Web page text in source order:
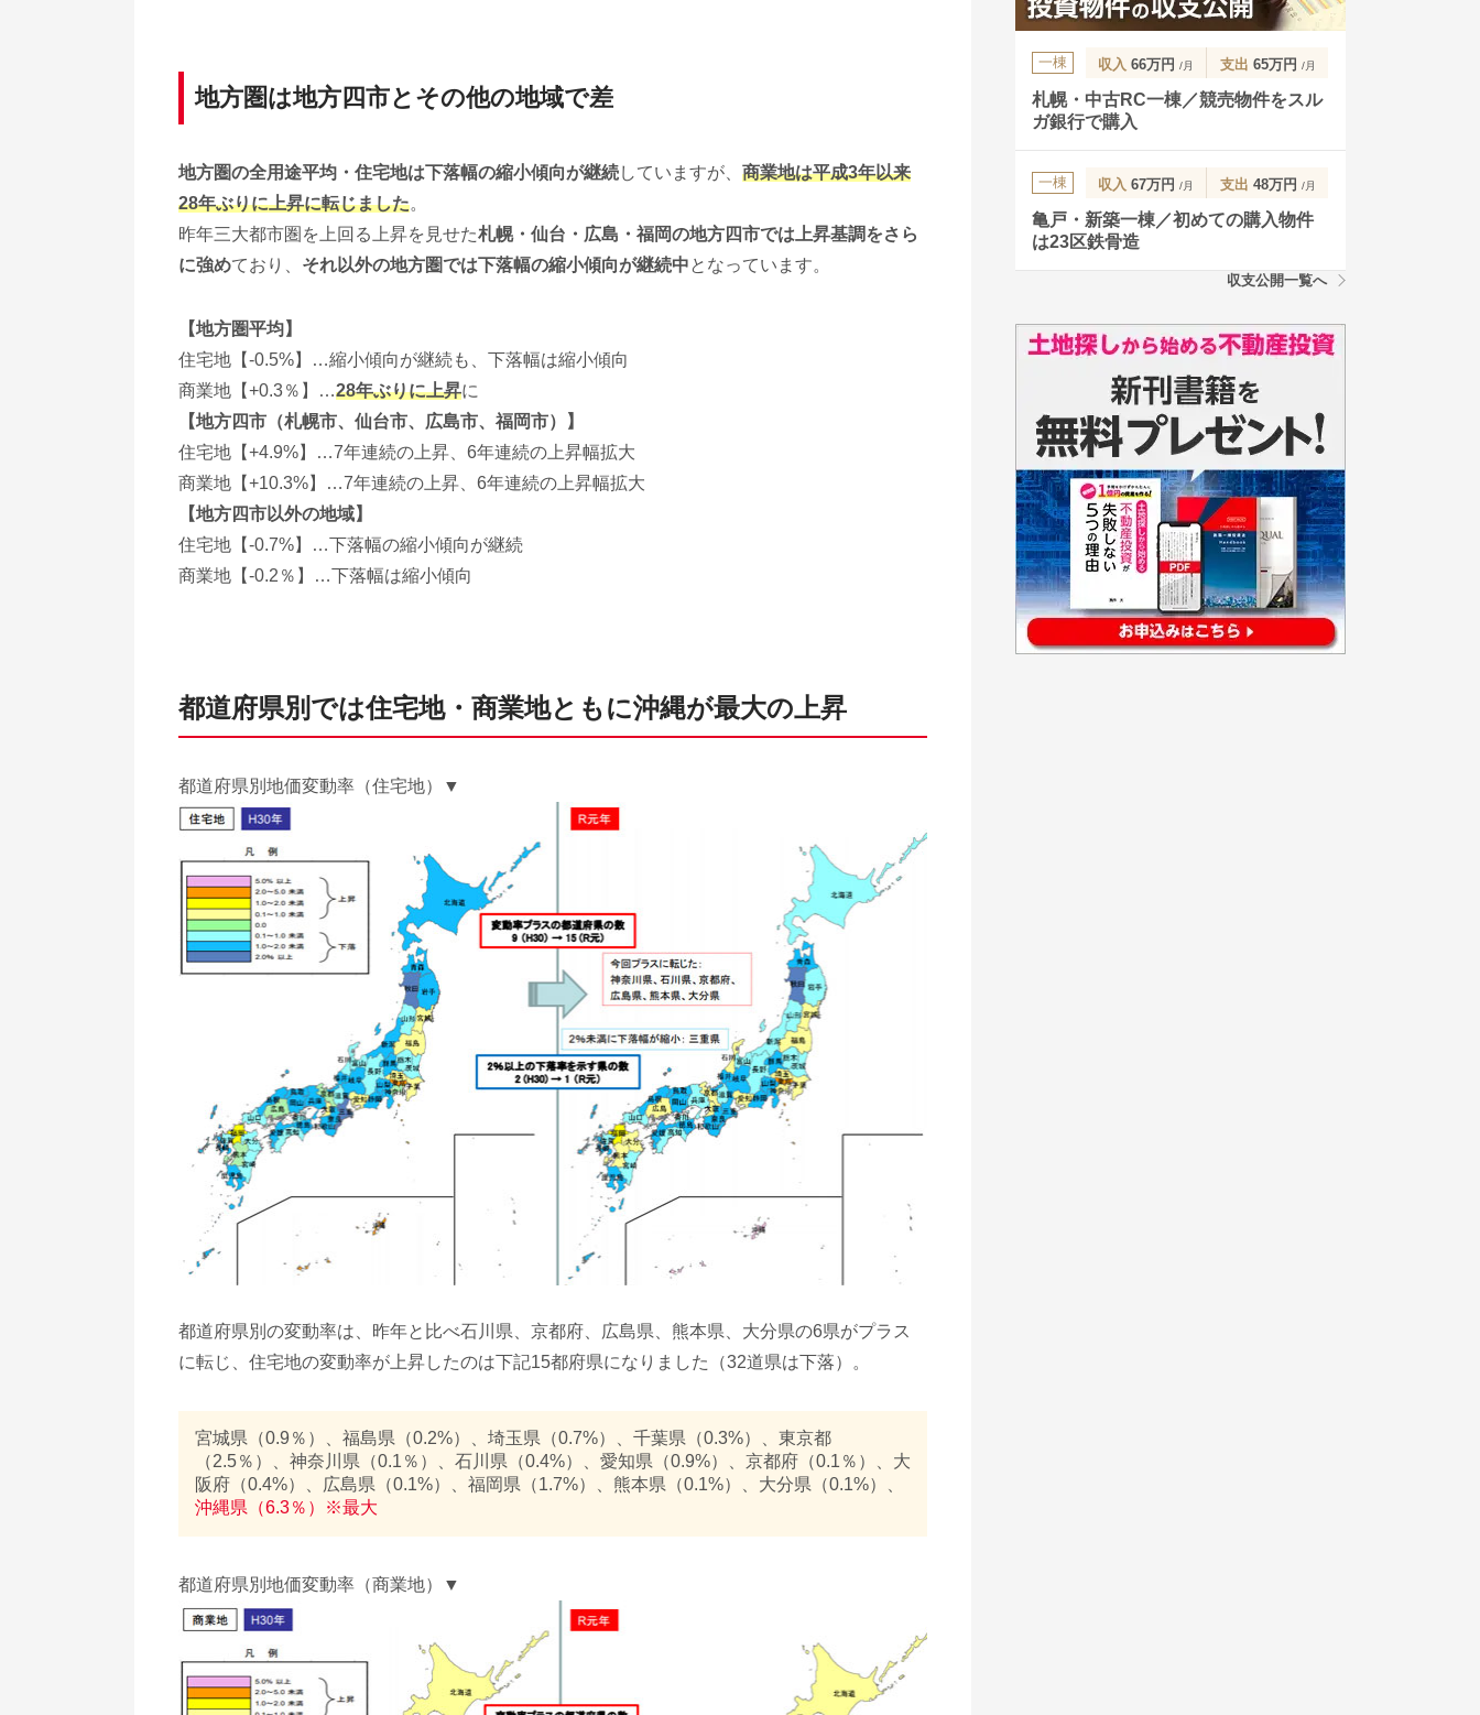
地方圏は地方四市とその他の地域で差
地方圏の全用途平均・住宅地は下落幅の縮小傾向が継続していますが、 商業地は平成3年以来
28年ぶりに上昇に転じました。
昨年三大都市圏を上回る上昇を見せた札幌・仙台・広島・福岡の地方四市では上昇基調をさら
に強めており、 それ以外の地方圏では下落幅の縮小傾向が継続中となっています。
【地方圏平均】
住宅地【-0.5%】…縮小傾向が継続も、下落幅は縮小傾向
商業地【+0.3％】…28年ぶりに上昇に
【地方四市（札幌市、仙台市、広島市、福岡市）】
住宅地【+4.9%】…7年連続の上昇、6年連続の上昇幅拡大
商業地【+10.3%】…7年連続の上昇、6年連続の上昇幅拡大
【地方四市以外の地域】
住宅地【-0.7%】…下落幅の縮小傾向が継続
商業地【-0.2％】…下落幅は縮小傾向
都道府県別では住宅地・商業地ともに沖縄が最大の上昇
都道府県別地価変動率（住宅地）▼
都道府県別の変動率は、昨年と比べ石川県、京都府、広島県、熊本県、大分県の6県がプラス
に転じ、住宅地の変動率が上昇したのは下記15都府県になりました（32道県は下落）。
宮城県（0.9％）、福島県（0.2%）、埼玉県（0.7%）、千葉県（0.3%）、東京都
（2.5％）、神奈川県（0.1％）、石川県（0.4%）、愛知県（0.9%）、京都府（0.1％）、大
阪府（0.4%）、広島県（0.1%）、福岡県（1.7%）、熊本県（0.1%）、大分県（0.1%）、
沖縄県（6.3％）※最大
都道府県別地価変動率（商業地）▼
一棟 収入 66万円 /月 支出 65万円 /月
札幌・中古RC一棟／競売物件をスル
ガ銀行で購入
一棟 収入 67万円 /月 支出 48万円 /月
亀戸・新築一棟／初めての購入物件
は23区鉄骨造
収支公開一覧へ